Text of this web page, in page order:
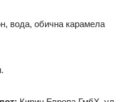
вода, обична карамела